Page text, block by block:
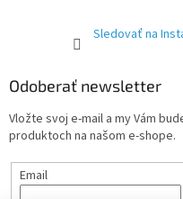
Sledovať na
Odoberať newsletter
Vložte svoj e-mail a my Vám
produktoch na našom e-shope.
Email